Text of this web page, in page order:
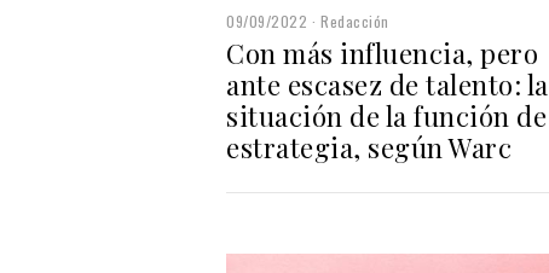
09/09/2022 Redacción
Con más influencia, pero
ante escasez de talento: la
situación de la función de
estrategia, según Warc